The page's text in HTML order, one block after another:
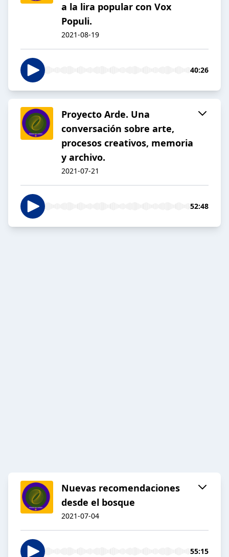
a la lira popular con Vox
Populi.
2021-08-19
40:26
Proyecto Arde. Una
conversación sobre arte,
procesos creativos, memoria
y archivo.
2021-07-21
52:48
Nuevas recomendaciones
desde el bosque
2021-07-04
55:15